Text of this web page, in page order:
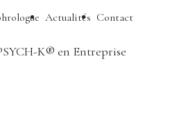
Actualités Contact
K® en Entreprise